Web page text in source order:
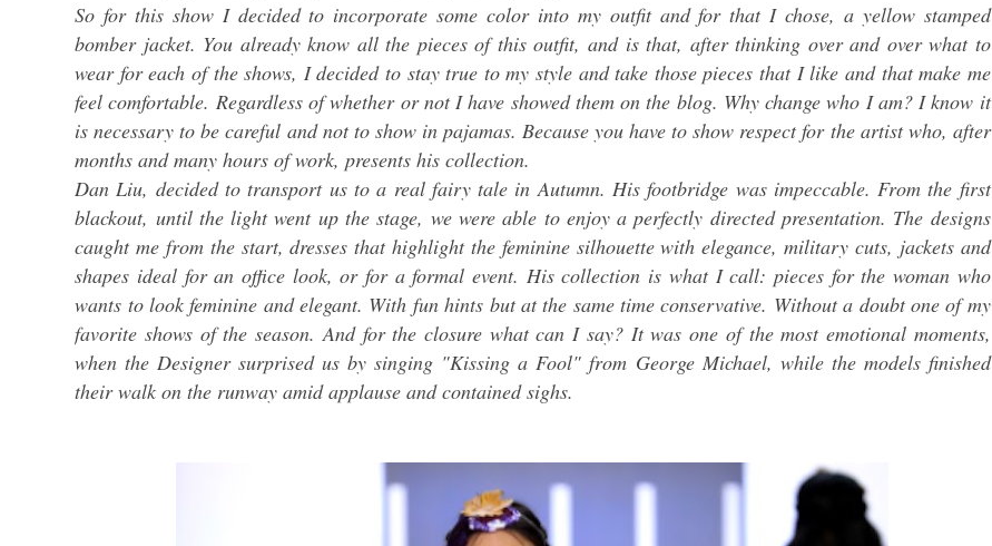
So for this show I decided to incorporate some color into my outfit and for that I chose, a yellow stamped
bomber jacket. You already know all the pieces of this outfit, and is that, after thinking over and over what to
wear for each of the shows, I decided to stay true to my style and take those pieces that I like and that make me
feel comfortable. Regardless of whether or not I have showed them on the blog. Why change who I am? I know it
is necessary to be careful and not to show in pajamas. Because you have to show respect for the artist who, after
months and many hours of work, presents his collection.
Dan Liu, decided to transport us to a real fairy tale in Autumn. His footbridge was impeccable. From the first
blackout, until the light went up the stage, we were able to enjoy a perfectly directed presentation. The designs
caught me from the start, dresses that highlight the feminine silhouette with elegance, military cuts, jackets and
shapes ideal for an office look, or for a formal event. His collection is what I call: pieces for the woman who
wants to look feminine and elegant. With fun hints but at the same time conservative. Without a doubt one of my
favorite shows of the season. And for the closure what can I say? It was one of the most emotional moments,
when the Designer surprised us by singing "Kissing a Fool" from George Michael, while the models finished
their walk on the runway amid applause and contained sighs.